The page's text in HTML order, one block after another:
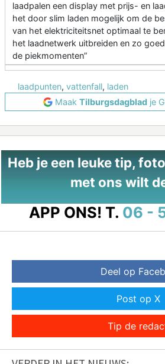
laadpalen een display met prijs- en
het door slim laden mogelijk om de
van het elektriciteitsnet optimaal te
het laadnetwerk uitbreiden en zo
de piekmomenten”
laadpunten, vattenfall, laden
Maak Tilburgsdagblad je
Heb je een leuke tip,
met ons wilt
APP ONS! T. 06 -
Deel op
Post op X
Tip de